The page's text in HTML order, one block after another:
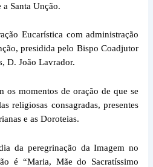
Santa Unção.
Eucarística com administração
presidida pelo Bispo Coadjutor
D. João Lavrador.
os momentos de oração de que se
religiosas consagradas, presentes
e as Doroteias.
da peregrinação da Imagem no
é “Maria, Mãe do Sacratíssimo